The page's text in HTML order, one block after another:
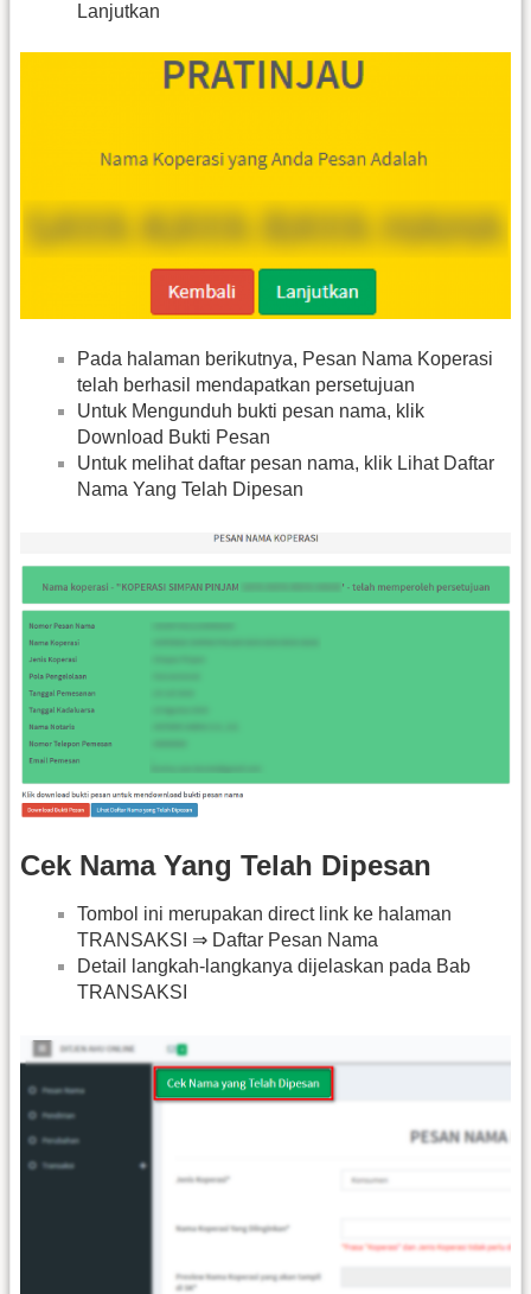
Lanjutkan
Pada halaman berikutnya, Pesan Nama Koperasi
telah berhasil mendapatkan persetujuan
Untuk Mengunduh bukti pesan nama, klik
Download Bukti Pesan
Untuk melihat daftar pesan nama, klik Lihat Daftar
Nama Yang Telah Dipesan
Cek Nama Yang Telah Dipesan
Tombol ini merupakan direct link ke halaman
TRANSAKSI ⇒ Daftar Pesan Nama
Detail langkah-langkanya dijelaskan pada Bab
TRANSAKSI